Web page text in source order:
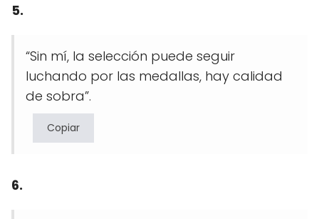
5.
“Sin mí, la selección puede seguir
luchando por las medallas, hay calidad
de sobra”.
Copiar
6.